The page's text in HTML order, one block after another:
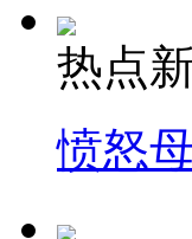
热点
愤怒